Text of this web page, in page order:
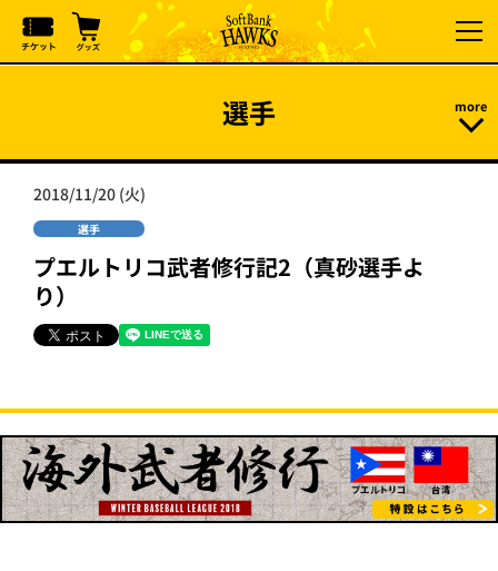
選手
2018/11/20 (火)
選手
プエルトリコ武者修行記2（真砂選手よ
り）